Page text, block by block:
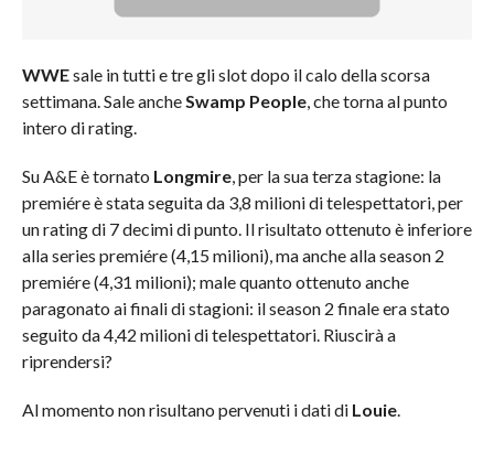
WWEsale in tutti e tre gli slot dopo il calo della scorsa
settimana. Sale anche Swamp People, che torna al punto
intero di rating.
Su A&E è tornato Longmire, per la sua terza stagione: la
premiére è stata seguita da 3,8 milioni di telespettatori, per
un rating di 7 decimi di punto. Il risultato ottenuto è inferiore
alla series premiére (4,15 milioni), ma anche alla season 2
premiére (4,31 milioni); male quanto ottenuto anche
paragonato ai finali di stagioni: il season 2 finale era stato
seguito da 4,42 milioni di telespettatori. Riuscirà a
riprendersi?
Al momento non risultano pervenuti i dati di Louie.